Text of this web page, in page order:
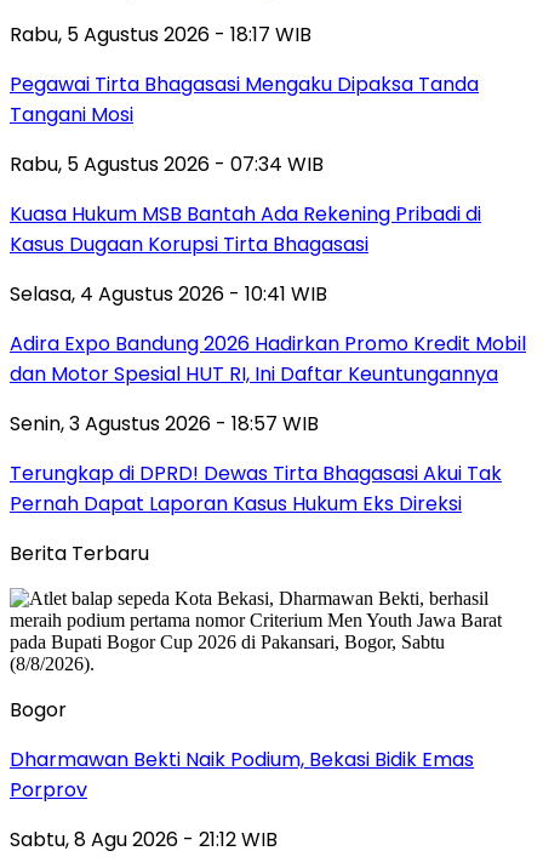
Rabu, 5 Agustus 2026 - 18:17 WIB
Pegawai Tirta Bhagasasi Mengaku Dipaksa Tanda
Tangani Mosi
Rabu, 5 Agustus 2026 - 07:34 WIB
Kuasa Hukum MSB Bantah Ada Rekening Pribadi di
Kasus Dugaan Korupsi Tirta Bhagasasi
Selasa, 4 Agustus 2026 - 10:41 WIB
Adira Expo Bandung 2026 Hadirkan Promo Kredit Mobil
dan Motor Spesial HUT RI, Ini Daftar Keuntungannya
Senin, 3 Agustus 2026 - 18:57 WIB
Terungkap di DPRD! Dewas Tirta Bhagasasi Akui Tak
Pernah Dapat Laporan Kasus Hukum Eks Direksi
Berita Terbaru
Bogor
Dharmawan Bekti Naik Podium, Bekasi Bidik Emas
Porprov
Sabtu, 8 Agu 2026 - 21:12 WIB